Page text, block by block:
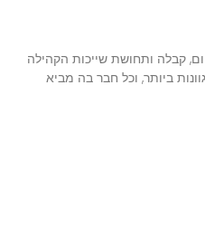
קבלה ותחושת שייכות הקהילה
ביותר, וכל חבר בה מביא